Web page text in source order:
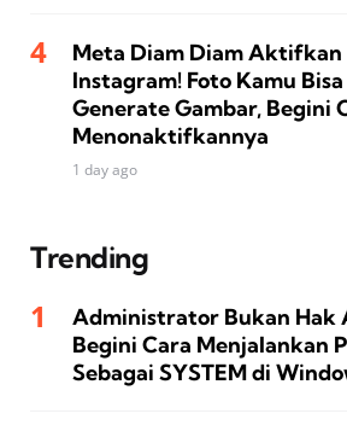
Meta Diam Diam Aktifkan
Instagram! Foto Kamu
Generate Gambar, Begini
Menonaktifkannya
1 day ago
Trending
Administrator Bukan Hak
Begini Cara Menjalankan
Sebagai SYSTEM di